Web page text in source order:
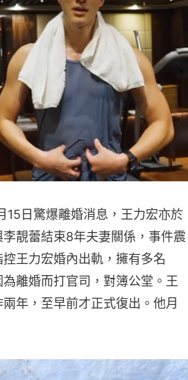
15日驚爆離婚消息，王力宏亦於
靚蕾結束8年夫妻關係，事件震
王力宏婚內出軌，擁有多名
離婚而打官司，對簿公堂。王
年，至早前才正式復出。他月